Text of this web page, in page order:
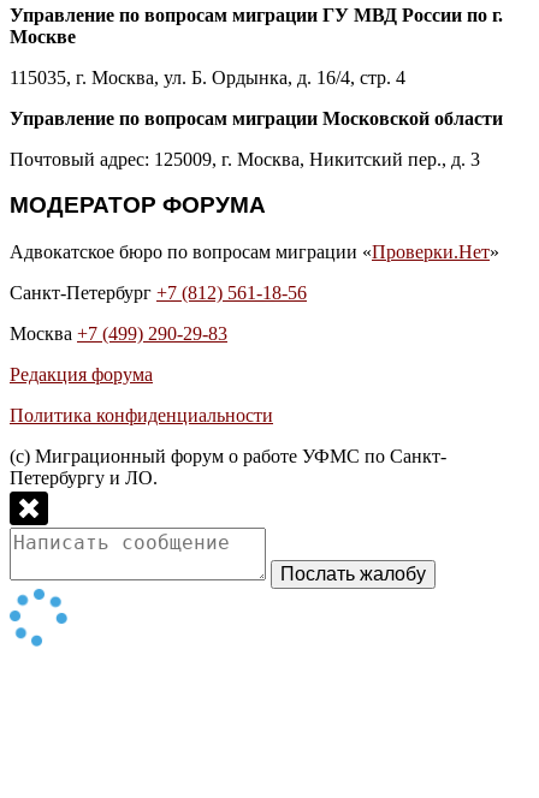
Управление по вопросам миграции ГУ МВД России по г.
Москве
115035, г. Москва, ул. Б. Ордынка, д. 16/4, стр. 4
Управление по вопросам миграции Московской области
Почтовый адрес: 125009, г. Москва, Никитский пер., д. 3
МОДЕРАТОР ФОРУМА
Адвокатское бюро по вопросам миграции «Проверки.Нет»
Санкт-Петербург +7 (812) 561-18-56
Москва +7 (499) 290-29-83
Редакция форума
Политика конфиденциальности
(с) Миграционный форум о работе УФМС по Санкт-
Петербургу и ЛО.